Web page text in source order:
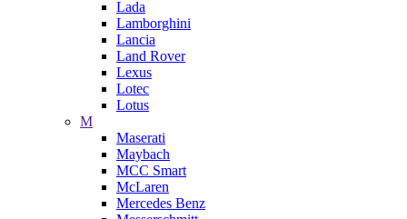
Lada
Lamborghini
Lancia
Land Rover
Lexus
Lotec
Lotus
M
Maserati
Maybach
MCC Smart
McLaren
Mercedes Benz